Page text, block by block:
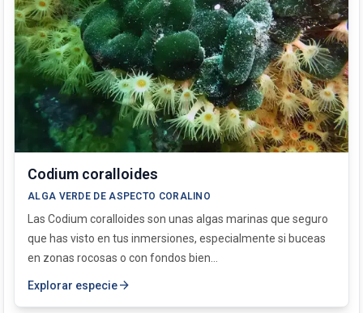
Codium coralloides
ALGA VERDE DE ASPECTO CORALINO
Las Codium coralloides son unas algas marinas que seguro
que has visto en tus inmersiones, especialmente si buceas
en zonas rocosas o con fondos bien...
Explorar especiearrow_forward